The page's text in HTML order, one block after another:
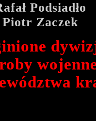
Podsiadło
Piotr Zaczek